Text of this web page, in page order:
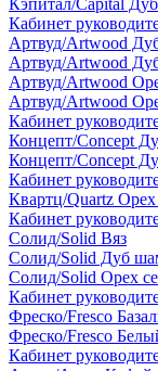
Кэпитал/Capital
Кабинет
Артвуд/Artwood
Артвуд/Artwood
Артвуд/Artwood
Артвуд/Artwood
Кабинет
Концепт/Concept
Концепт/Concept
Кабинет
Квартц/Quartz
Кабинет
Солид/Solid Вяз
Солид/Solid Дуб
Солид/Solid Орех
Кабинет
Фреско/Fresco
Фреско/Fresco
Кабинет